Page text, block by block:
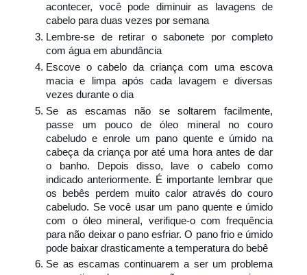
acontecer, você pode diminuir as lavagens de
cabelo para duas vezes por semana
Lembre-se de retirar o sabonete por completo
com água em abundância
Escove o cabelo da criança com uma escova
macia e limpa após cada lavagem e diversas
vezes durante o dia
Se as escamas não se soltarem facilmente,
passe um pouco de óleo mineral no couro
cabeludo e enrole um pano quente e úmido na
cabeça da criança por até uma hora antes de dar
o banho. Depois disso, lave o cabelo como
indicado anteriormente. É importante lembrar que
os bebês perdem muito calor através do couro
cabeludo. Se você usar um pano quente e úmido
com o óleo mineral, verifique-o com frequência
para não deixar o pano esfriar. O pano frio e úmido
pode baixar drasticamente a temperatura do bebê
Se as escamas continuarem a ser um problema